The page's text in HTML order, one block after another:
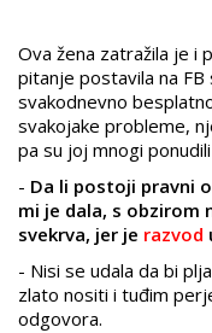
Ova žena zatražila je i
pitanje postavila na
svakodnevno
svakojake probleme,
pa su joj mnogi
- Da li postoji pravni
mi je dala, s obzirom
svekrva, jer je razvod
- Nisi se udala da bi
zlato nositi i tuđim
odgovora.